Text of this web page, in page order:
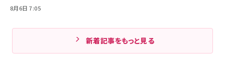
8月6日 7:05
新着記事をもっと見る